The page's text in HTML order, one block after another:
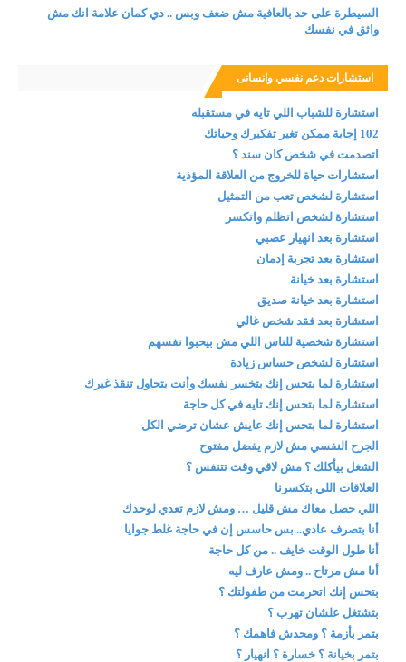
السيطرة على حد بالعافية مش ضعف وبس .. دي كمان علامة انك مش
واثق في نفسك
استشارات دعم نفسي وانسانى
استشارة للشباب اللي تايه في مستقبله
102 إجابة ممكن تغير تفكيرك وحياتك
اتصدمت في شخص كان سند ؟
استشارات حياة للخروج من العلاقة المؤذية
استشارة لشخص تعب من التمثيل
استشارة لشخص اتظلم واتكسر
استشارة بعد انهيار عصبي
استشارة بعد تجربة إدمان
استشارة بعد خيانة
استشارة بعد خيانة صديق
استشارة بعد فقد شخص غالي
استشارة شخصية للناس اللي مش بيحبوا نفسهم
استشارة لشخص حساس زيادة
استشارة لما بتحس إنك بتخسر نفسك وأنت بتحاول تنقذ غيرك
استشارة لما بتحس إنك تايه في كل حاجة
استشارة لما بتحس إنك عايش عشان ترضي الكل
الجرح النفسي مش لازم يفضل مفتوح
الشغل بيأكلك ؟ مش لاقي وقت تتنفس ؟
العلاقات اللي بتكسرنا
اللي حصل معاك مش قليل … ومش لازم تعدي لوحدك
أنا بتصرف عادي.. بس حاسس إن في حاجة غلط جوايا
أنا طول الوقت خايف .. من كل حاجة
أنا مش مرتاح .. ومش عارف ليه
بتحس إنك اتحرمت من طفولتك ؟
بتشتغل علشان تهرب ؟
بتمر بأزمة ؟ ومحدش فاهمك ؟
بتمر بخيانة ؟ خسارة ؟ انهيار ؟